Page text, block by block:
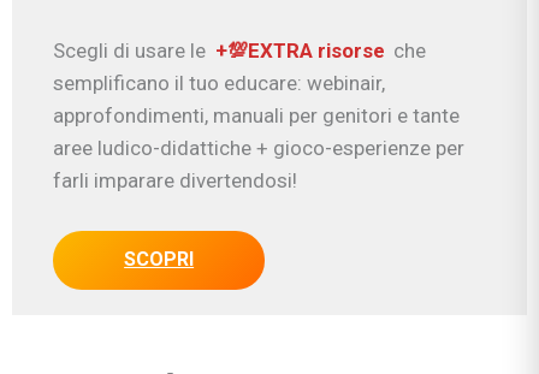
Scegli di usare le +💯EXTRA risorse che
semplificano il tuo educare: webinair,
approfondimenti, manuali per genitori e tante
aree ludico-didattiche + gioco-esperienze per
farli imparare divertendosi!
SCOPRI